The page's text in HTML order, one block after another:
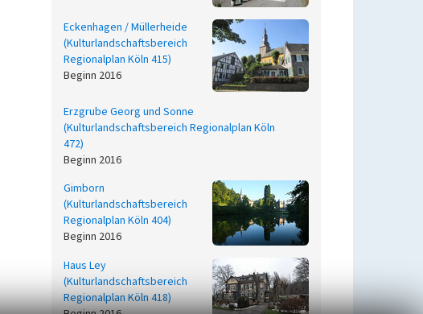
Eckenhagen / Müllerheide
(Kulturlandschaftsbereich
Regionalplan Köln 415)
Beginn 2016
Erzgrube Georg und Sonne
(Kulturlandschaftsbereich Regionalplan Köln
472)
Beginn 2016
Gimborn
(Kulturlandschaftsbereich
Regionalplan Köln 404)
Beginn 2016
Haus Ley
(Kulturlandschaftsbereich
Regionalplan Köln 418)